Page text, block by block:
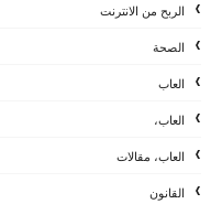
الربح من الانترنت
الصحة
العاب
العاب،
العاب، مقالات
القانون